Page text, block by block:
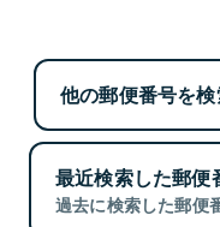
他の郵便番号を
最近検索した郵便
過去に検索した郵便